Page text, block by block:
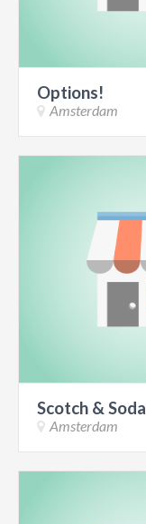
Options!
Amsterdam
Scotch & Soda
Amsterdam